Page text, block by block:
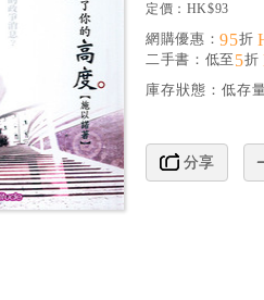
定價：HK$93
網購優惠：95折
二手書：低至 5折
庫存狀態： 低存
分享